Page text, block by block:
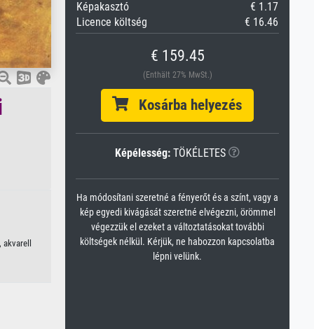
Képakasztó
€ 1.17
Licence költség
€ 16.46
€ 159.45
(Enthält 27% MwSt.)
Kosárba helyezés
Képélesség: TÖKÉLETES
Ha módosítani szeretné a fényerőt és a színt, vagy a
kép egyedi kivágását szeretné elvégezni, örömmel
végezzük el ezeket a változtatásokat további
költségek nélkül. Kérjük, ne habozzon kapcsolatba
lépni velünk.